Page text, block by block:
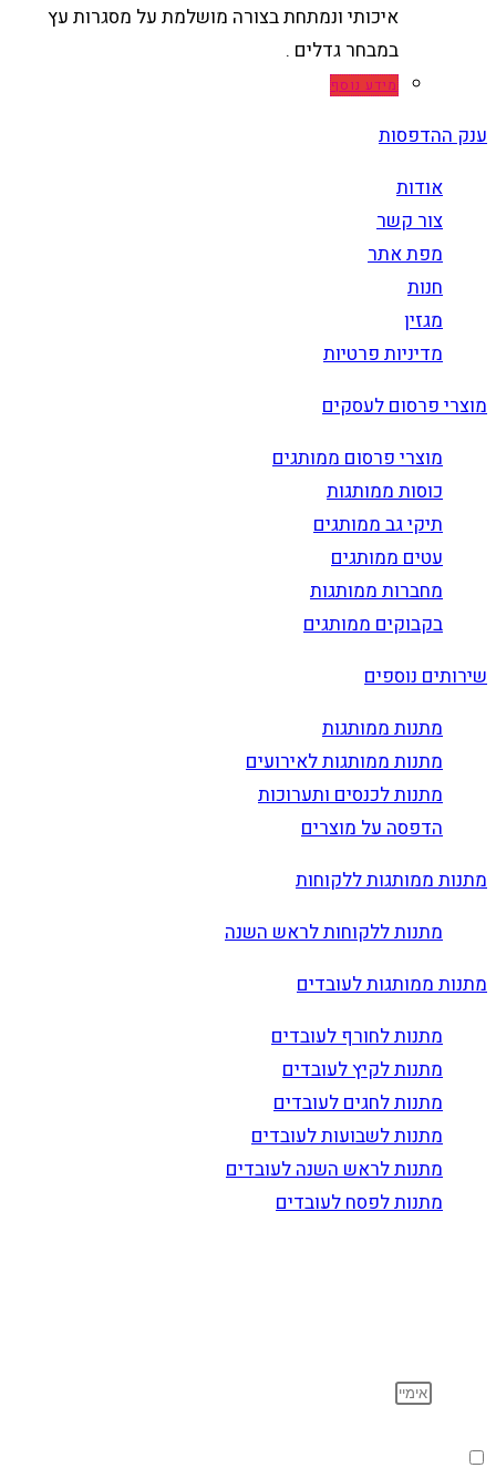
איכותי ונמתחת בצורה מושלמת על מסגרות עץ
במבחר גדלים .
מידע נוסף
ענק ההדפסות
אודות
צור קשר
מפת אתר
חנות
מגזין
מדיניות פרטיות
מוצרי פרסום לעסקים
מוצרי פרסום ממותגים
כוסות ממותגות
תיקי גב ממותגים
עטים ממותגים
מחברות ממותגות
בקבוקים ממותגים
שירותים נוספים
מתנות ממותגות
מתנות ממותגות לאירועים
מתנות לכנסים ותערוכות
הדפסה על מוצרים
מתנות ממותגות ללקוחות
מתנות ללקוחות לראש השנה
מתנות ממותגות לעובדים
מתנות לחורף לעובדים
מתנות לקיץ לעובדים
מתנות לחגים לעובדים
מתנות לשבועות לעובדים
מתנות לראש השנה לעובדים
מתנות לפסח לעובדים